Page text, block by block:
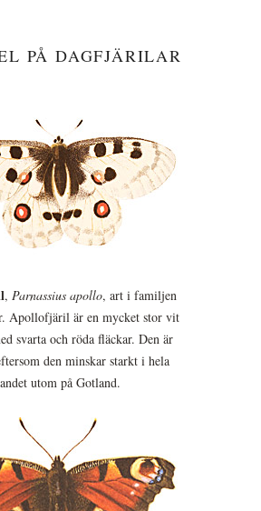
PÅ DAGFJÄRILAR
, Parnassius apollo, art i familjen
Apollofjäril är en mycket stor vit
svarta och röda fläckar. Den är
den minskar starkt i hela
utom på Gotland.